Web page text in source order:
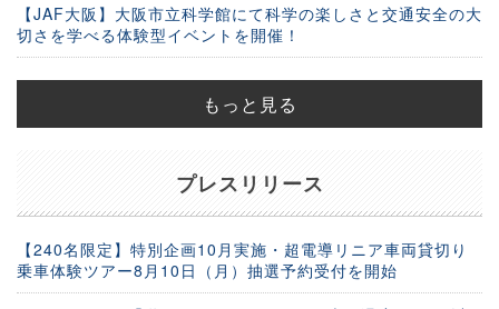
【JAF大阪】大阪市立科学館にて科学の楽しさと交通安全の大
切さを学べる体験型イベントを開催！
もっと見る
プレスリリース
【240名限定】特別企画10月実施・超電導リニア車両貸切り
乗車体験ツアー8月10日（月）抽選予約受付を開始